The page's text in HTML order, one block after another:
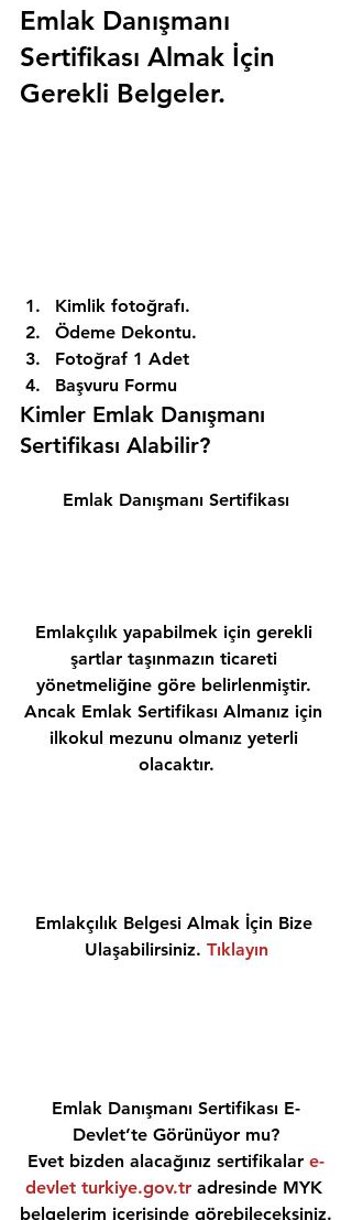
Emlak Danışmanı
Sertifikası Almak İçin
Gerekli Belgeler.
Kimlik fotoğrafı.
Ödeme Dekontu.
Fotoğraf 1 Adet
Başvuru Formu
Kimler Emlak Danışmanı
Sertifikası Alabilir?
Emlak Danışmanı Sertifikası
Emlakçılık yapabilmek için gerekli
şartlar taşınmazın ticareti
yönetmeliğine göre belirlenmiştir.
Ancak Emlak Sertifikası Almanız için
ilkokul mezunu olmanız yeterli
olacaktır.
Emlakçılık Belgesi Almak İçin Bize
Ulaşabilirsiniz. Tıklayın
Emlak Danışmanı Sertifikası E-
Devlet’te Görünüyor mu?
Evet bizden alacağınız sertifikalar e-
devlet turkiye.gov.tr adresinde MYK
belgelerim içerisinde görebileceksiniz.